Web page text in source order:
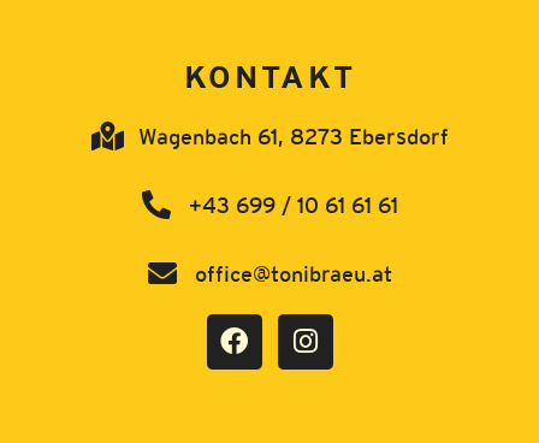
KONTAKT
Wagenbach 61, 8273 Ebersdorf
+43 699 / 10 61 61 61
office@tonibraeu.at